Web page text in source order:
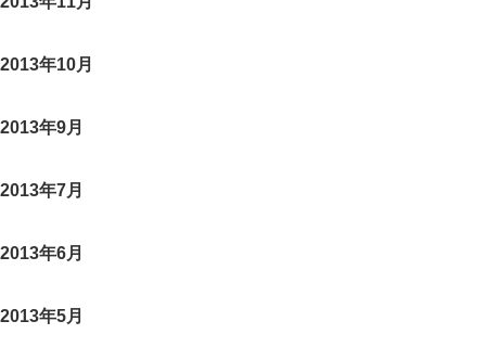
2013年10月
2013年9月
2013年7月
2013年6月
2013年5月